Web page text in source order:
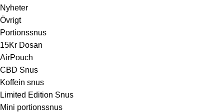
Nyheter
Övrigt
Portionssnus
15Kr Dosan
AirPouch
CBD Snus
Koffein snus
Limited Edition Snus
Mini portionssnus